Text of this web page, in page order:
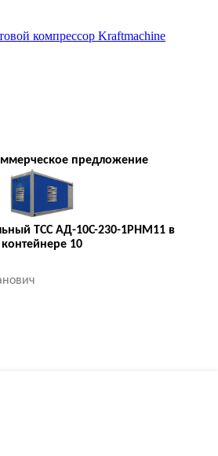
компрессор Kraftmaсhine
предложение
ТСС АД-10С-230-1РНМ11 в
контейнере 10